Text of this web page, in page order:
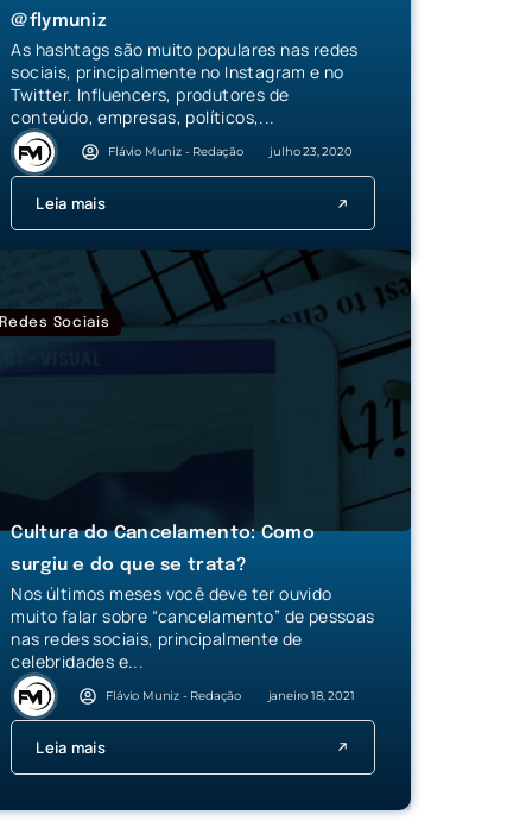
@flymuniz
As hashtags são muito populares nas redes
sociais, principalmente no Instagram e no
Twitter. Influencers, produtores de
conteúdo, empresas, políticos,...
Flávio Muniz - Redação julho 23, 2020
Leia mais
Redes Sociais
Cultura do Cancelamento: Como
surgiu e do que se trata?
Nos últimos meses você deve ter ouvido
muito falar sobre “cancelamento” de pessoas
nas redes sociais, principalmente de
celebridades e...
Flávio Muniz - Redação janeiro 18, 2021
Leia mais